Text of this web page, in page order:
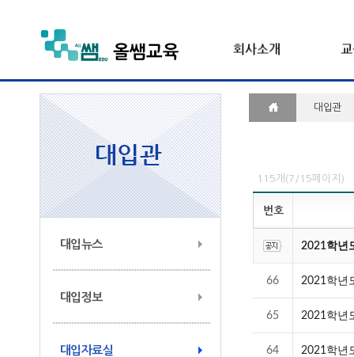
대입뉴스
대입정보
대입자료실
대입관
115개(7/15페이지)
번호
2021학년
66 2021학년
65 2021학년
64 2021학년